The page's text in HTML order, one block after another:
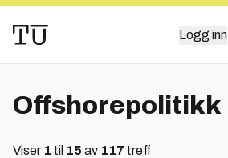
Logg inn
Offshorepolitikk
Viser 1 til 15 av 117 treff